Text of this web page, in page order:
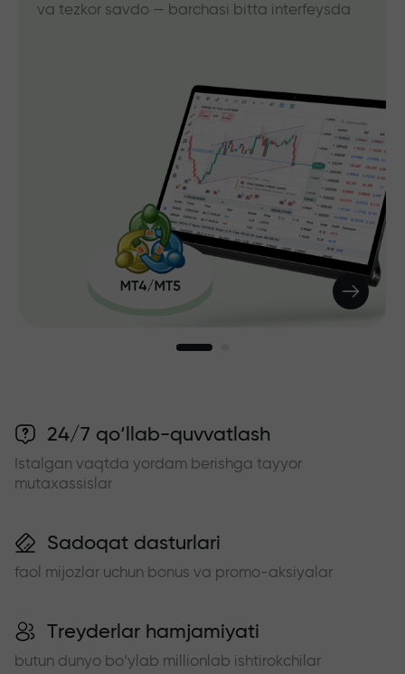
va tezkor savdo — barchasi bitta interfeysda
24/7 qo‘llab-quvvatlash
Istalgan vaqtda yordam berishga tayyor
mutaxassislar
Sadoqat dasturlari
faol mijozlar uchun bonus va promo-aksiyalar
Treyderlar hamjamiyati
butun dunyo bo‘ylab millionlab ishtirokchilar